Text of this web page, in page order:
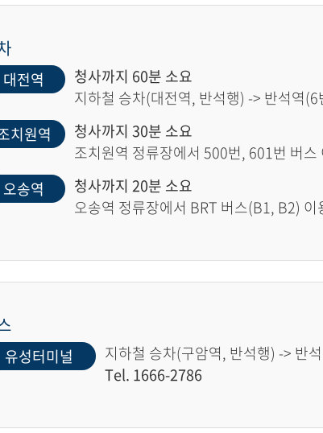
대전역
청사까지 60분 소요
지하철 승차(대전역, 반석행) -> 반석역
치원역
청사까지 30분 소요
조치원역 정류장에서 500번, 601번 버스
오송역
청사까지 20분 소요
오송역 정류장에서 BRT 버스(B1, B2) 이
유성터미널
지하철 승차(구암역, 반석행) -> 반
Tel. 1666-2786